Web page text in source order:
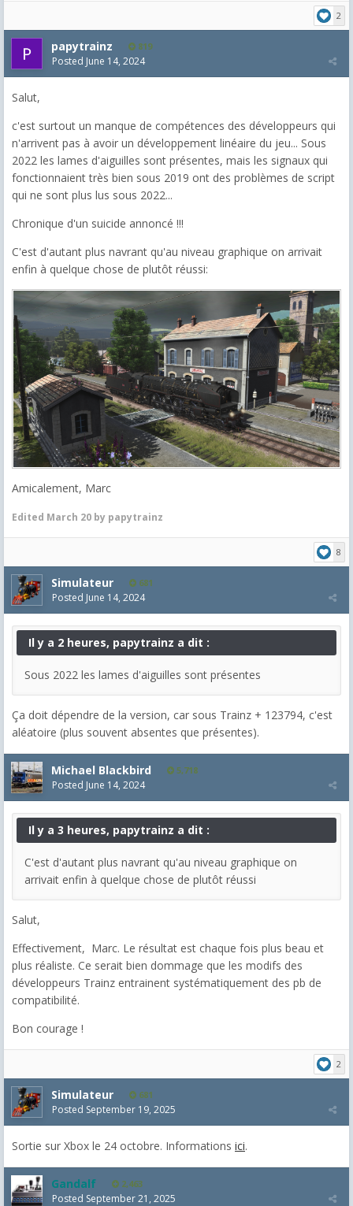
2
papytrainz 819
Posted June 14, 2024
Salut,
c'est surtout un manque de compétences des développeurs qui
n'arrivent pas à avoir un développement linéaire du jeu... Sous
2022 les lames d'aiguilles sont présentes, mais les signaux qui
fonctionnaient très bien sous 2019 ont des problèmes de script
qui ne sont plus lus sous 2022...
Chronique d'un suicide annoncé !!!
C'est d'autant plus navrant qu'au niveau graphique on arrivait
enfin à quelque chose de plutôt réussi:
Amicalement, Marc
Edited March 20 by papytrainz
8
Simulateur 681
Posted June 14, 2024
Il y a 2 heures, papytrainz a dit :
Sous 2022 les lames d'aiguilles sont présentes
Ça doit dépendre de la version, car sous Trainz + 123794, c'est
aléatoire (plus souvent absentes que présentes).
Michael Blackbird 5,718
Posted June 14, 2024
Il y a 3 heures, papytrainz a dit :
C'est d'autant plus navrant qu'au niveau graphique on
arrivait enfin à quelque chose de plutôt réussi
Salut,
Effectivement, Marc. Le résultat est chaque fois plus beau et
plus réaliste. Ce serait bien dommage que les modifs des
développeurs Trainz entrainent systématiquement des pb de
compatibilité.
Bon courage !
2
Simulateur 681
Posted September 19, 2025
Sortie sur Xbox le 24 octobre. Informations ici.
Gandalf 2,463
Posted September 21, 2025